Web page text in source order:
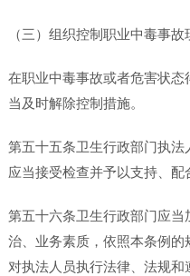
（三）组织控制职业中毒事故
在职业中毒事故或者危害状
当及时解除控制措施。
第五十五条卫生行政部门执
应当接受检查并予以支持、配
第五十六条卫生行政部门应
治、业务素质，依照本条例的
对执法人员执行法律、法规和